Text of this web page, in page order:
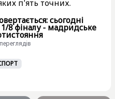
п'ять точних.
сьогодні
8 фіналу - мадридське